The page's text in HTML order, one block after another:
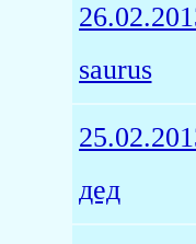
saurus
дед